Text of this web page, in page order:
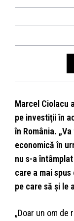
Marcel Ciolacu
pe investiţii în
în România.
economică în
nu s-a
care a mai
pe care să şi le
„Doar un om